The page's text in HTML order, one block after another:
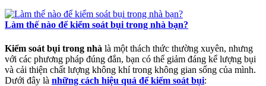
Làm thế nào để kiểm soát bụi trong nhà bạn?
Kiểm soát bụi trong nhà là một thách thức thường xuyên, nhưng
với các phương pháp đúng đắn, bạn có thể giảm đáng kể lượng bụi
và cải thiện chất lượng không khí trong không gian sống của mình.
Dưới đây là những cách hiệu quả để kiểm soát bụi: